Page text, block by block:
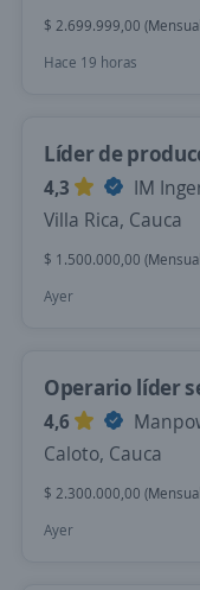
$ 2.699.999,00
Hace 19 horas
Líder de
4,3
IM
Villa Rica, Cauca
$ 1.500.000,00
Ayer
Operario líder
4,6
Caloto, Cauca
$ 2.300.000,00
Ayer